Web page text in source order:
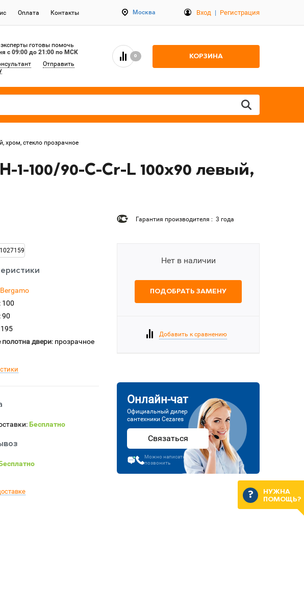
Оплата Контакты Москва Вход | Регистрация
готовы помочь
c 09:00 до 21:00 по МСК
Отправить
0 КОРЗИНА
хром, стекло прозрачное
1-100/90-C-Cr-L 100x90 левый,
Гарантия производителя : 3 года
Bergamo
: 100
: 90
195
полотна двери: прозрачное
Бесплатно
Нет в наличии
ПОДОБРАТЬ ЗАМЕНУ
Добавить к сравнению
Онлайн-чат
Официальный дилер
сантехники Cezares
Связаться
Можно написать или
позвонить
НУЖНА
ПОМОЩЬ?